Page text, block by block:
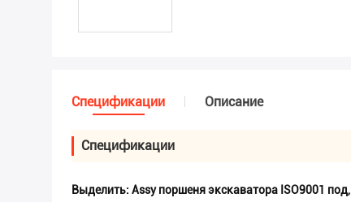
Спецификации Описание
Спецификации
Выделить: Assy поршеня экскаватора ISO9001 под,